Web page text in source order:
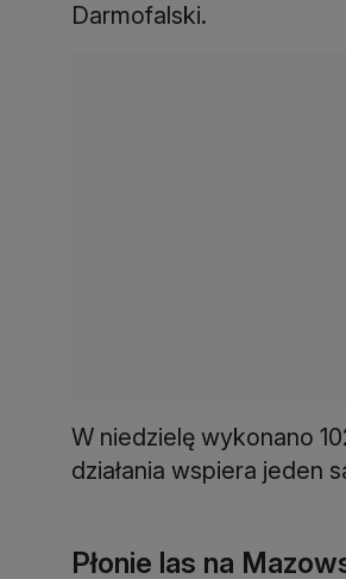
Darmofalski.
W niedzielę wykonano
działania wspiera jeden
Płonie las na